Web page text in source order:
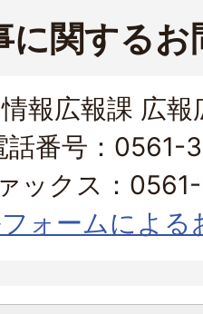
に関する
情報広報課 広報
話番号：0561-
ックス：
ォームによる